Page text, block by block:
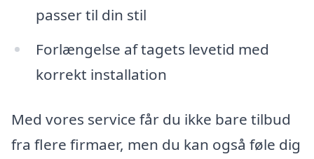
passer til din stil
Forlængelse af tagets levetid med
korrekt installation
Med vores service får du ikke bare tilbud
fra flere firmaer, men du kan også føle dig